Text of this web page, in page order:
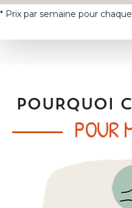
* Prix par semaine pour
POURQUOI
POUR